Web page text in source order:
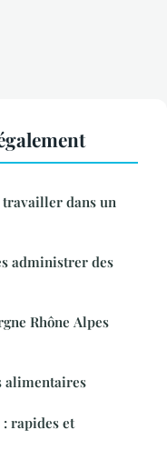
travailler dans un
administrer des
Rhône Alpes
alimentaires
rapides et